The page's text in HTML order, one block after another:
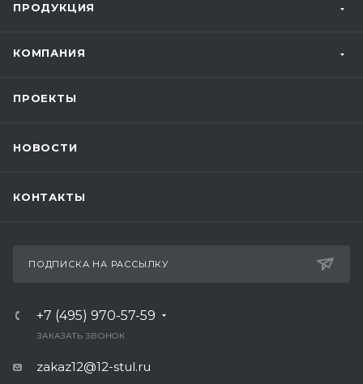
ПРОДУКЦИЯ
КОМПАНИЯ
ПРОЕКТЫ
НОВОСТИ
КОНТАКТЫ
ПОДПИСКА НА РАССЫЛКУ
+7 (495) 970-57-59
ЗАКАЗАТЬ ЗВОНОК
zakaz12@12-stul.ru